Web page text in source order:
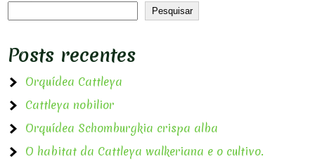
Pesquisar
Posts recentes
Orquídea Cattleya
Cattleya nobilior
Orquídea Schomburgkia crispa alba
O habitat da Cattleya walkeriana e o cultivo.